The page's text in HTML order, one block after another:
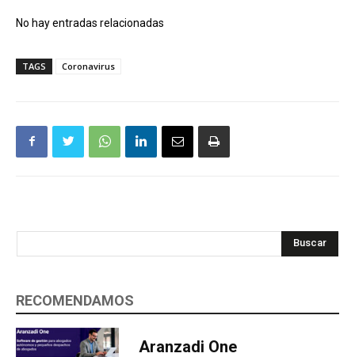
No hay entradas relacionadas
TAGS Coronavirus
Buscar
RECOMENDAMOS
Aranzadi One